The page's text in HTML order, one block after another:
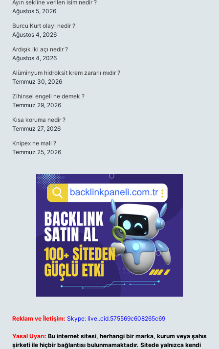
Ayın sekline verilen isim nedir ?
Ağustos 5, 2026
Burcu Kurt olayı nedir ?
Ağustos 4, 2026
Ardışık iki açı nedir ?
Ağustos 4, 2026
Alüminyum hidroksit krem zararlı mıdır ?
Temmuz 30, 2026
Zihinsel engeli ne demek ?
Temmuz 29, 2026
Kısa koruma nedir ?
Temmuz 27, 2026
Knipex ne mali ?
Temmuz 25, 2026
Reklam ve İletişim: Skype: live:.cid.575569c608265c69
Yasal Uyarı: Bu internet sitesi, herhangi bir marka, kurum veya şahıs
şirketi ile hiçbir bağlantısı bulunmamaktadır. Sitede yalnızca kendi